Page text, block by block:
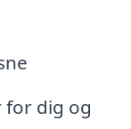
for dig og